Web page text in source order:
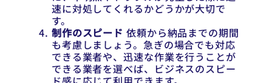
速に対処してくれるかどうかが大切で
す。
制作のスピード 依頼から納品までの期間
も考慮しましょう。急ぎの場合でも対応
できる業者や、迅速な作業を行うことが
できる業者を選べば、ビジネスのスピー